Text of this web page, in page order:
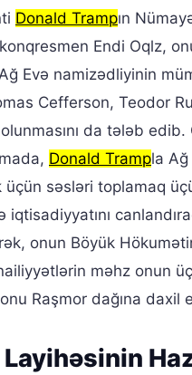
Donald Trampın
Endi Oqlz,
Evə namizədliyinin
Cefferson, Teodor
da tələb
Donald Trampla
üçün səsləri toplamaq
iqtisadiyyatını
onun Böyük
məhz onun
onu Raşmor dağına daxil